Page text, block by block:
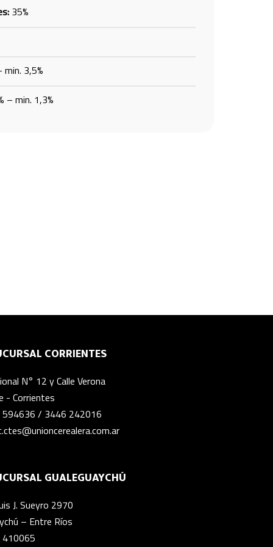
35%
3,5%
– min. 1,3%
CORRIENTES
N° 12 y Calle Verona
- Corrientes
/ 3446 242016
GUALEGUAYCHÚ
J. Sueyro 2970
– Entre Ríos